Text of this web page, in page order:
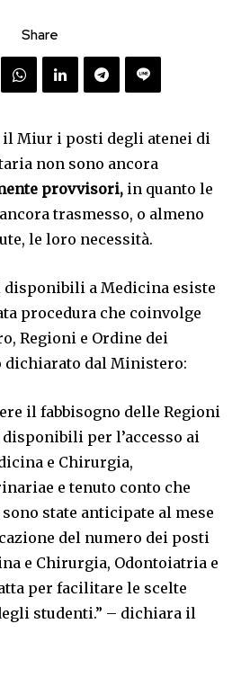
Share
Miur i posti degli atenei di
non sono ancora
provvisori, in quanto le
trasmesso, o almeno
le loro necessità.
disponibili a Medicina esiste
procedura che coinvolge
Regioni e Ordine dei
dichiarato dal Ministero:
il fabbisogno delle Regioni
per l’accesso ai
e Chirurgia,
e tenuto conto che
state anticipate al mese
del numero dei posti
e Chirurgia, Odontoiatria e
per facilitare le scelte
studenti.” – dichiara il